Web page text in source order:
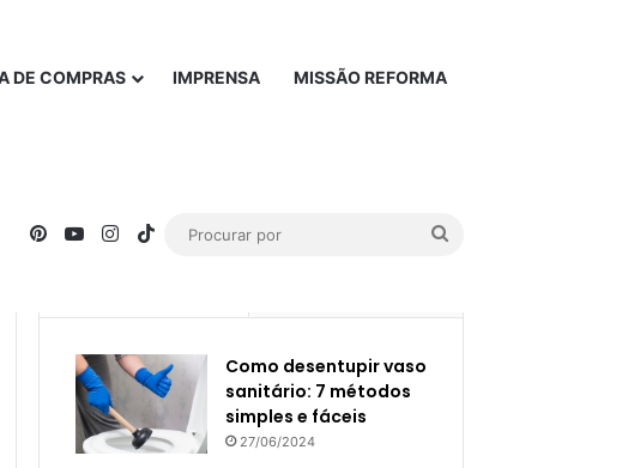
DE COMPRAS IMPRENSA MISSÃO REFORMA
PinterestYouTubeInstagram
TikTok
Como desentupir vaso
sanitário: 7 métodos
simples e fáceis
27/06/2024